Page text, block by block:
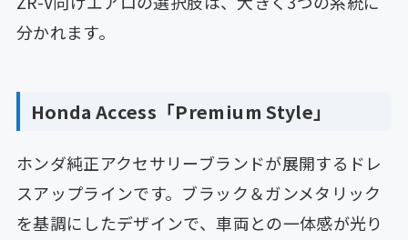
分かれます。
Honda Access「Premium Style」
ホンダ純正アクセサリーブランドが展開するドレ
スアップラインです。ブラック＆ガンメタリック
を基調にしたデザインで、車両との一体感が光り